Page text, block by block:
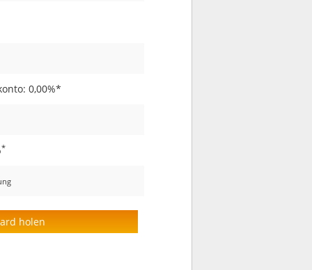
0,00%*
*
holen